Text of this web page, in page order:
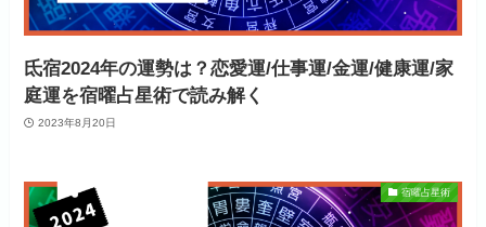
氐宿2024年の運勢は？恋愛運/仕事運/金運/健康運/家
庭運を宿曜占星術で読み解く
2023年8月20日
宿曜占星術